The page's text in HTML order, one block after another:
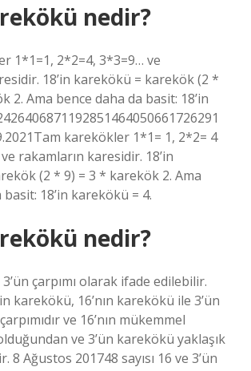
nedir?
1*1=1, 2*2=4, 3*3=9… ve
18’in karekökü = karekök (2 *
2. Ama bence daha da basit: 18’in
karekökler 1*1= 1, 2*2= 4
rakamların karesidir. 18’in
(2 * 9) = 3 * karekök 2. Ama
18’in karekökü = 4.
nedir?
3’ün çarpımı olarak ifade edilebilir.
karekökü, 16’nın karekökü ile 3’ün
ve 16’nın mükemmel
ve 3’ün karekökü yaklaşık
8 Ağustos 201748 sayısı 16 ve 3’ün